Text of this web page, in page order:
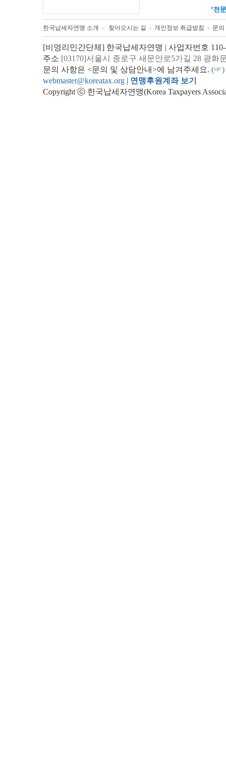
*전문
한국납세자연맹 소개 찾아오시는 길 개인정보 취급방침 문
[비영리민간단체] 한국납세자연맹 | 사업자번호
주소 [03170]서울시 종로구 새문안로5가길 28 광화
문의 사항은 <문의 및 상담안내>에 남겨주세요. (☞)
webmaster@koreatax.org | 연맹후원계좌 보기
Copyright ⓒ 한국납세자연맹(Korea Taxpayers